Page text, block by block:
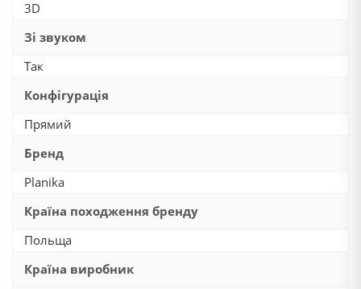
3D
Зі звуком
Так
Конфігурація
Прямий
Бренд
Planika
Країна походження бренду
Польща
Країна виробник